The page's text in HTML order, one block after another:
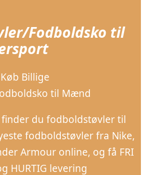
Fodboldsko til
Billige
til Mænd
finder du fodboldstøvler til
fodboldstøvler fra Nike,
Armour online, og få FRI
HURTIG levering